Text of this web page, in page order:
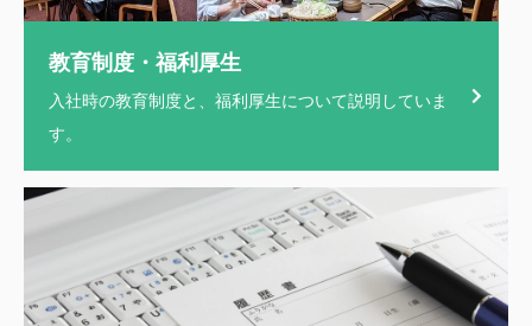
教育制度・福利厚生
入社時の教育制度と、福利厚生について説明していま
す。